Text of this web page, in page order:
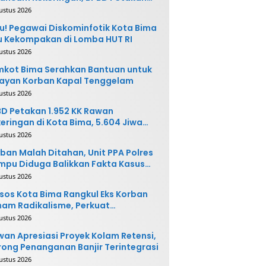
Rawan
2026
Pegawai Diskominfotik Kota Bima
Kekompakan di Lomba HUT RI
2026
Bima Serahkan Bantuan untuk
Korban Kapal Tenggelam
2026
Petakan 1.952 KK Rawan
di Kota Bima, 5.604 Jiwa
Terdampak
2026
Malah Ditahan, Unit PPA Polres
Diduga Balikkan Fakta Kasus
2026
Kota Bima Rangkul Eks Korban
Radikalisme, Perkuat
Sosial
2026
Apresiasi Proyek Kolam Retensi,
Penanganan Banjir Terintegrasi
2026